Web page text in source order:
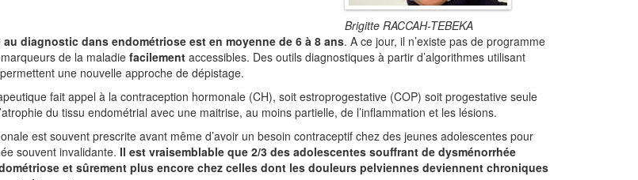
Brigitte RACCAH-TEBEKA
au diagnostic dans endométriose est en moyenne de 6 à 8 ans. A ce jour, il n’existe pas de programme
de la maladie facilementaccessibles. Des outils diagnostiques à partir d’algorithmes utilisant
une nouvelle approche de dépistage.
fait appel à la contraception hormonale (CH), soit estroprogestative (COP) soit progestative seule
du tissu endométrial avec une maitrise, au moins partielle, de l’inflammation et les lésions.
est souvent prescrite avant même d’avoir un besoin contraceptif chez des jeunes adolescentes pour
souvent invalidante. Il est vraisemblable que 2/3 des adolescentes souffrant de dysménorrhée
et sûrement plus encore chez celles dont les douleurs pelviennes deviennent chroniques